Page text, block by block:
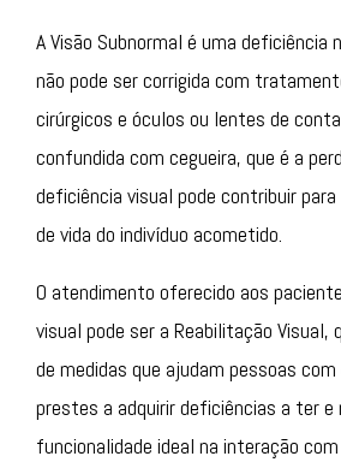
A Visão Subnormal é uma deficiência
não pode ser corrigida com
cirúrgicos e óculos ou lentes de
confundida com cegueira, que é a
deficiência visual pode contribuir
de vida do indivíduo acometido.
O atendimento oferecido aos
visual pode ser a Reabilitação Visual,
de medidas que ajudam pessoas
prestes a adquirir deficiências a ter e
funcionalidade ideal na interação